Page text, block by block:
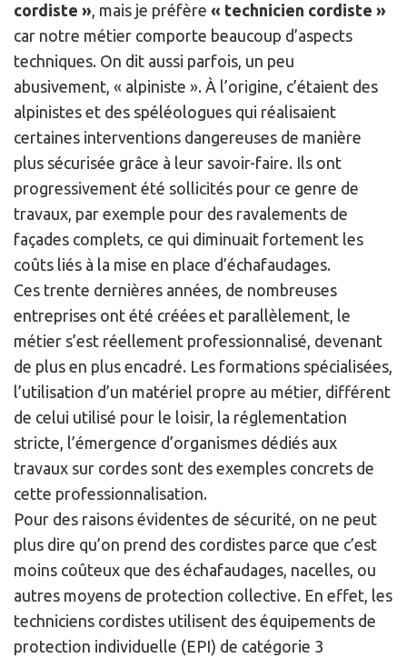
cordiste », mais je préfère « technicien cordiste »
car notre métier comporte beaucoup d’aspects
techniques. On dit aussi parfois, un peu
abusivement, « alpiniste ». À l’origine, c’étaient des
alpinistes et des spéléologues qui réalisaient
certaines interventions dangereuses de manière
plus sécurisée grâce à leur savoir-faire. Ils ont
progressivement été sollicités pour ce genre de
travaux, par exemple pour des ravalements de
façades complets, ce qui diminuait fortement les
coûts liés à la mise en place d’échafaudages.
Ces trente dernières années, de nombreuses
entreprises ont été créées et parallèlement, le
métier s’est réellement professionnalisé, devenant
de plus en plus encadré. Les formations spécialisées,
l’utilisation d’un matériel propre au métier, différent
de celui utilisé pour le loisir, la réglementation
stricte, l’émergence d’organismes dédiés aux
travaux sur cordes sont des exemples concrets de
cette professionnalisation.
Pour des raisons évidentes de sécurité, on ne peut
plus dire qu’on prend des cordistes parce que c’est
moins coûteux que des échafaudages, nacelles, ou
autres moyens de protection collective. En effet, les
techniciens cordistes utilisent des équipements de
protection individuelle (EPI) de catégorie 3